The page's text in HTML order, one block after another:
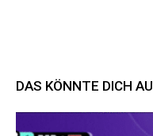
DAS KÖNNTE DICH